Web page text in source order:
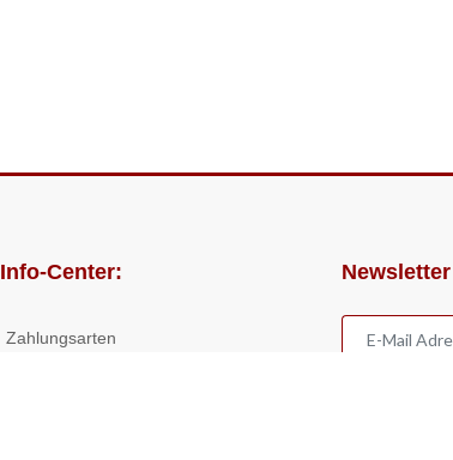
Info-Center:
Zahlungsarten
Newsletter